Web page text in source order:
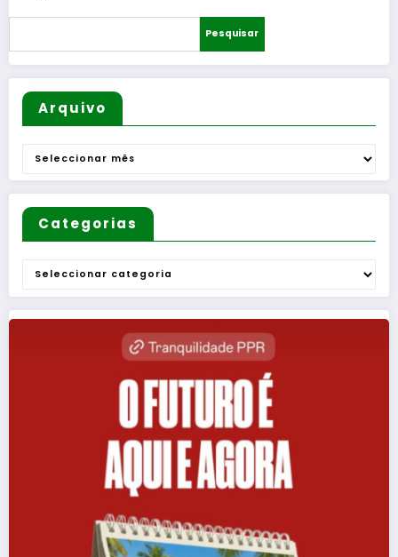
Pesquisar
Arquivo
Arquivo
Categorias
Categorias